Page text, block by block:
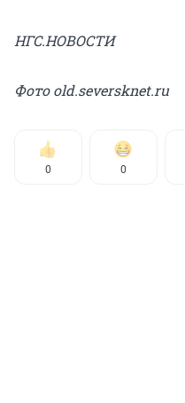
НГС.НОВОСТИ
Фото old.seversknet.ru
0 0